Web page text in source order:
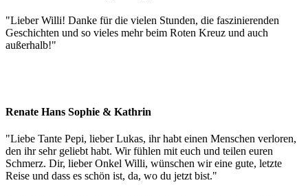
"Lieber Willi! Danke für die vielen Stunden, die faszinierenden
Geschichten und so vieles mehr beim Roten Kreuz und auch
außerhalb!"
Renate Hans Sophie & Kathrin
"Liebe Tante Pepi, lieber Lukas, ihr habt einen Menschen verloren,
den ihr sehr geliebt habt. Wir fühlen mit euch und teilen euren
Schmerz. Dir, lieber Onkel Willi, wünschen wir eine gute, letzte
Reise und dass es schön ist, da, wo du jetzt bist."